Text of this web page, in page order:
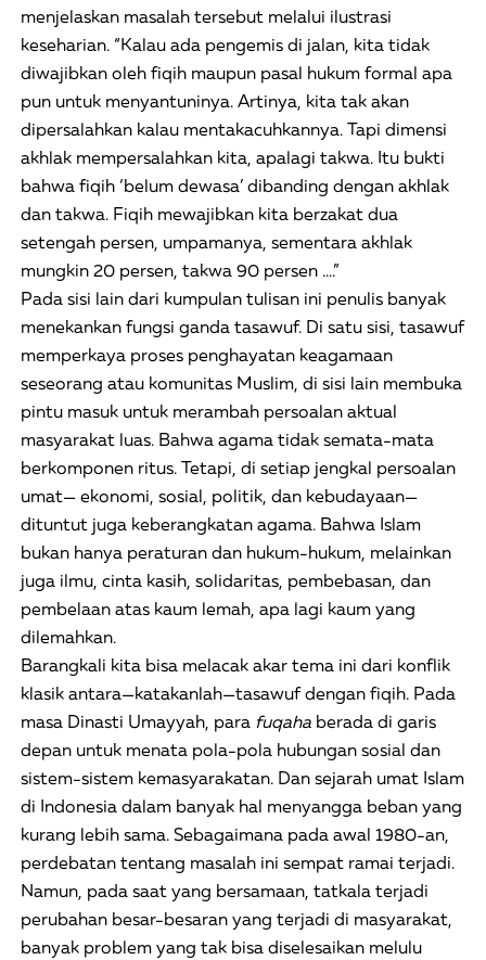
menjelaskan masalah tersebut melalui ilustrasi
keseharian. “Kalau ada pengemis di jalan, kita tidak
diwajibkan oleh fiqih maupun pasal hukum formal apa
pun untuk menyantuninya. Artinya, kita tak akan
dipersalahkan kalau mentakacuhkannya. Tapi dimensi
akhlak mempersalahkan kita, apalagi takwa. Itu bukti
bahwa fiqih ‘belum dewasa’ dibanding dengan akhlak
dan takwa. Fiqih mewajibkan kita berzakat dua
setengah persen, umpamanya, sementara akhlak
mungkin 20 persen, takwa 90 persen ….”
Pada sisi lain dari kumpulan tulisan ini penulis banyak
menekankan fungsi ganda tasawuf. Di satu sisi, tasawuf
memperkaya proses penghayatan keagamaan
seseorang atau komunitas Muslim, di sisi lain membuka
pintu masuk untuk merambah persoalan aktual
masyarakat luas. Bahwa agama tidak semata-mata
berkomponen ritus. Tetapi, di setiap jengkal persoalan
umat— ekonomi, sosial, politik, dan kebudayaan—
dituntut juga keberangkatan agama. Bahwa Islam
bukan hanya peraturan dan hukum-hukum, melainkan
juga ilmu, cinta kasih, solidaritas, pembebasan, dan
pembelaan atas kaum lemah, apa lagi kaum yang
dilemahkan.
Barangkali kita bisa melacak akar tema ini dari konflik
klasik antara—katakanlah—tasawuf dengan fiqih. Pada
masa Dinasti Umayyah, para fuqaha berada di garis
depan untuk menata pola-pola hubungan sosial dan
sistem-sistem kemasyarakatan. Dan sejarah umat Islam
di Indonesia dalam banyak hal menyangga beban yang
kurang lebih sama. Sebagaimana pada awal 1980-an,
perdebatan tentang masalah ini sempat ramai terjadi.
Namun, pada saat yang bersamaan, tatkala terjadi
perubahan besar-besaran yang terjadi di masyarakat,
banyak problem yang tak bisa diselesaikan melulu